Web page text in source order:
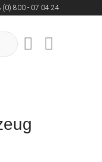
(0) 800 - 07 04 24